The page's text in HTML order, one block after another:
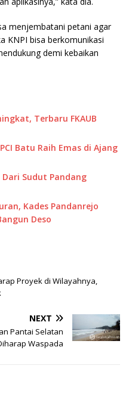
menjembatani petani agar
KNPI bisa berkomunikasi
demi kebaikan
Terbaru FKAUB
Batu Raih Emas di Ajang
Sudut Pandang
Kades Pandanrejo
Deso
Proyek di Wilayahnya,
NEXT
Pantai Selatan
Waspada